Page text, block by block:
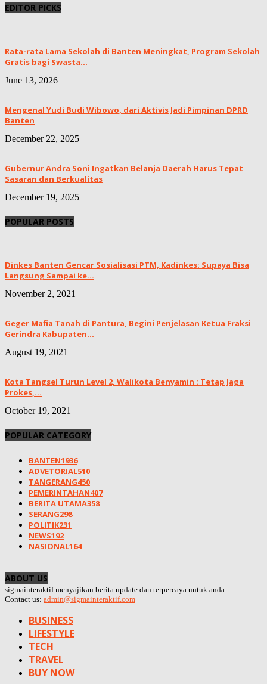
EDITOR PICKS
Rata-rata Lama Sekolah di Banten Meningkat, ‎Program Sekolah
Gratis bagi Swasta...
June 13, 2026
Mengenal Yudi Budi Wibowo, dari Aktivis Jadi Pimpinan DPRD
Banten
December 22, 2025
Gubernur Andra Soni Ingatkan Belanja Daerah Harus Tepat
Sasaran dan Berkualitas
December 19, 2025
POPULAR POSTS
Dinkes Banten Gencar Sosialisasi PTM, Kadinkes: Supaya Bisa
Langsung Sampai ke...
November 2, 2021
Geger Mafia Tanah di Pantura, Begini Penjelasan Ketua Fraksi
Gerindra Kabupaten...
August 19, 2021
Kota Tangsel Turun Level 2, Walikota Benyamin : Tetap Jaga
Prokes,...
October 19, 2021
POPULAR CATEGORY
BANTEN1936
ADVETORIAL510
TANGERANG450
PEMERINTAHAN407
BERITA UTAMA358
SERANG298
POLITIK231
NEWS192
NASIONAL164
ABOUT US
sigmainteraktif menyajikan berita update dan terpercaya untuk anda
Contact us: admin@sigmainteraktif.com
BUSINESS
LIFESTYLE
TECH
TRAVEL
BUY NOW